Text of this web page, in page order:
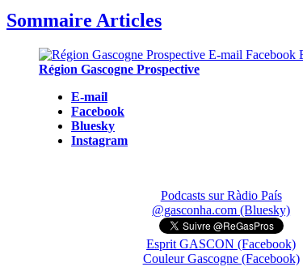
Sommaire Articles
Région Gascogne Prospective
E-mail
Facebook
Bluesky
Instagram
Podcasts sur Ràdio País
@gasconha.com (Bluesky)
Esprit GASCON (Facebook)
Couleur Gascogne (Facebook)